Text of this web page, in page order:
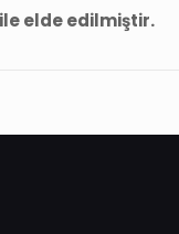
elde edilmiştir.